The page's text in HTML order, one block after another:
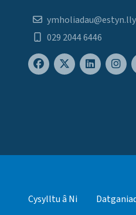
029 2044 6446
Cysylltu â Ni